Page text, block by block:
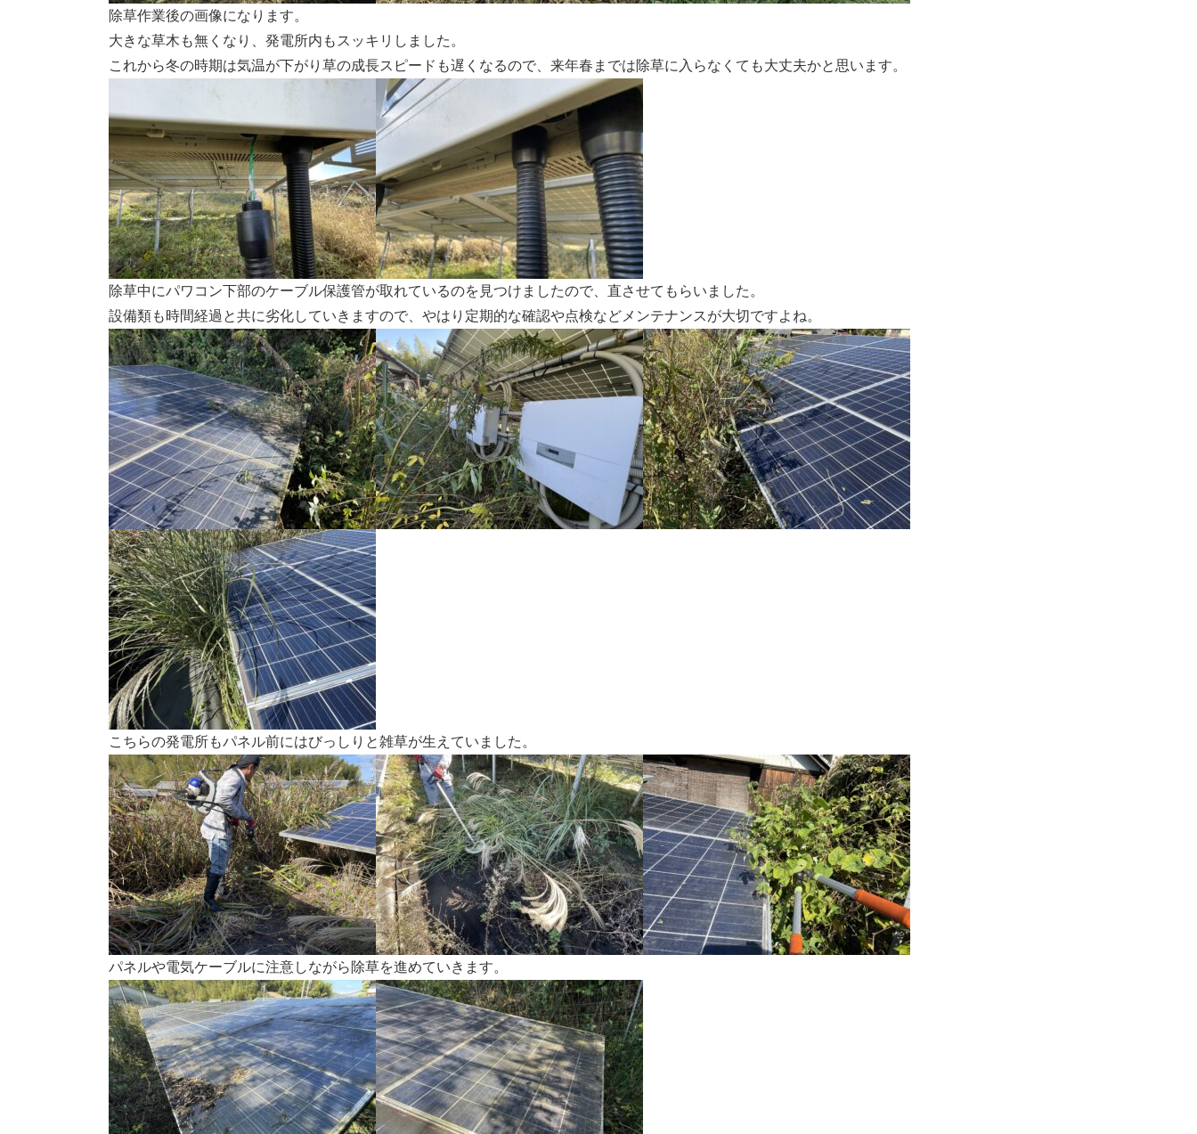
除草作業後の画像になります。
大きな草木も無くなり、発電所内もスッキリしました。
これから冬の時期は気温が下がり草の成長スピードも遅くなるので、来年春までは除草に入らなくても大丈夫かと思います。
除草中にパワコン下部のケーブル保護管が取れているのを見つけましたので、直させてもらいました。
設備類も時間経過と共に劣化していきますので、やはり定期的な確認や点検などメンテナンスが大切ですよね。
こちらの発電所もパネル前にはびっしりと雑草が生えていました。
パネルや電気ケーブルに注意しながら除草を進めていきます。